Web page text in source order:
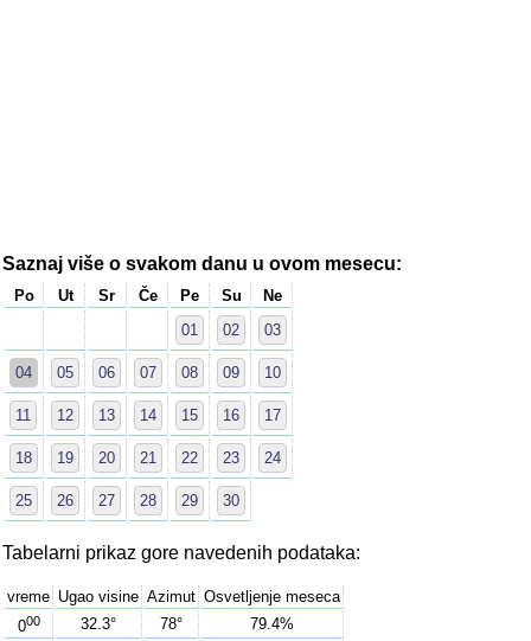
Saznaj više o svakom danu u ovom mesecu:
Po Ut Sr Če Pe Su
Ne
01
02 03
04 05 06 07 08 09 10
11 12 13 14 15 16 17
18 19 20 21 22 23 24
25 26 27 28 29 30
Tabelarni prikaz gore navedenih podataka:
vreme Ugao visine Azimut Osvetljenje meseca
000 32.3° 78°
79.4%